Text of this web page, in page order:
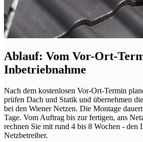
Ablauf: Vom Vor-Ort-
Inbetriebnahme
Nach dem kostenlosen Vor-Ort-Termin
prüfen Dach und Statik und übernehmen
bei den Wiener Netzen. Die Montage
Tage. Vom Auftrag bis zur fertigen, ans
rechnen Sie mit rund 4 bis 8 Wochen - den
Netzbetreiber.